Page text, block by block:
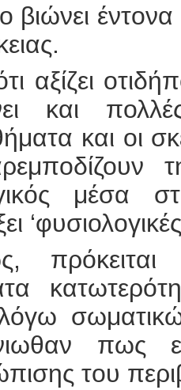
βιώνει
αξίζει
και
και οι
μέσα
λόγω
πως
του